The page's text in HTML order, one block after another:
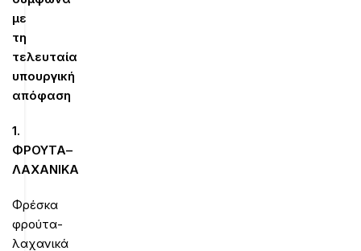
με
τη
τελευταία
υπουργική
απόφαση
1.
ΦΡΟΥΤΑ–
ΛΑΧΑΝΙΚΑ
Φρέσκα
φρούτα-
λαχανικά